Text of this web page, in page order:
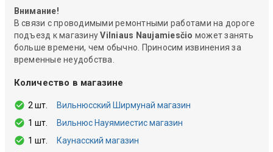
Внимание!
В связи с проводимыми ремонтными работами на дороге
подъезд к магазинуVilniaus Naujamiesčio может занять
больше времени, чем обычно. Приносим извинения за
временные неудобства.
Количество в магазине
2 шт.
Вильнюсский Ширмунай магазин
1 шт.
Вильнюс Науямиестис магазин
1 шт.
Каунасский магазин